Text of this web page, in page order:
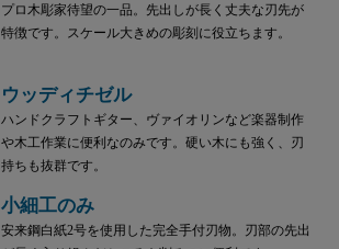
プロ木彫家待望の一品。先出しが長く丈夫な刃先が
特徴です。スケール大きめの彫刻に役立ちます。
ウッディチゼル
ハンドクラフトギター、ヴァイオリンなど楽器制作
や木工作業に便利なのみです。硬い木にも強く、刃
持ちも抜群です。
小細工のみ
安来鋼白紙2号を使用した完全手付刃物。刃部の先出